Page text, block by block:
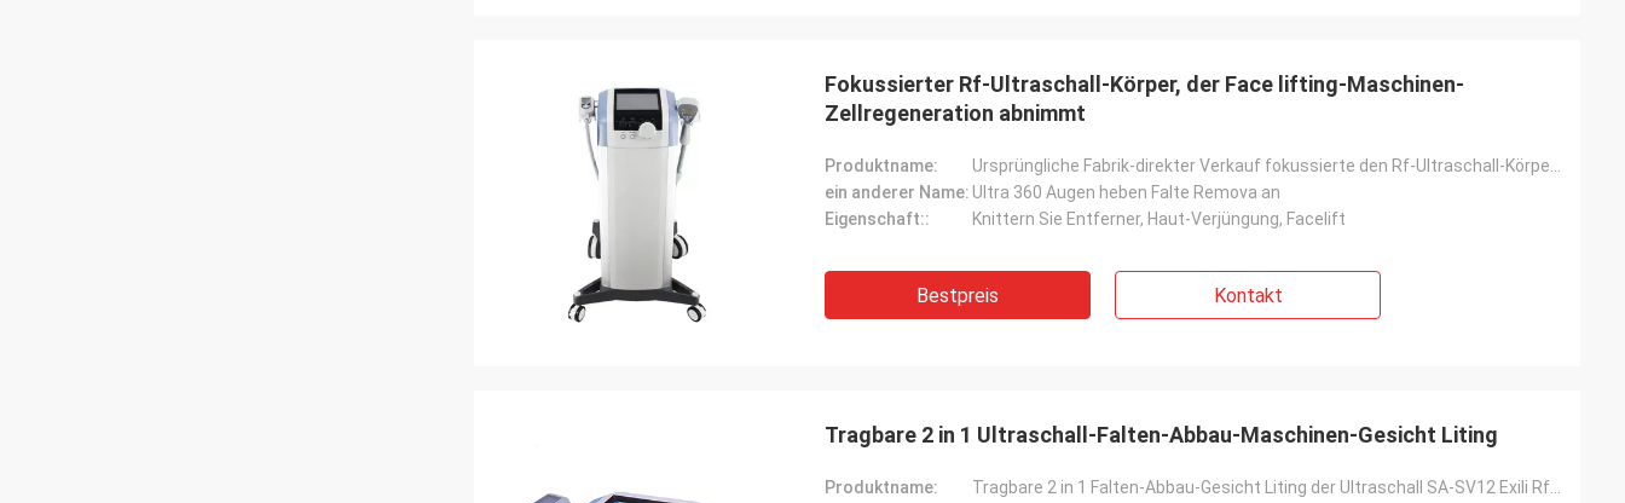
Fokussierter Rf-Ultraschall-Körper, der Face lifting-Maschinen-
Zellregeneration abnimmt
Produktname:
ein anderer Name: Ultra 360 Augen heben Falte Remova an
Eigenschaft::
Knittern Sie Entferner, Haut-Verjüngung, Facelift
Bestpreis Kontakt
Tragbare 2 in 1 Ultraschall-Falten-Abbau-Maschinen-Gesicht Liting
Produktname: